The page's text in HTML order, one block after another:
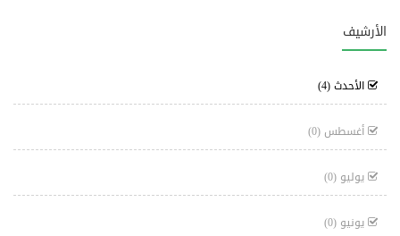
الأرشيف
الأحدث(4)
أغسطس (0)
يوليو (0)
يونيو (0)